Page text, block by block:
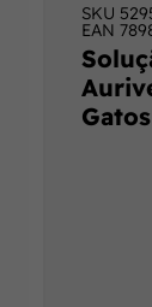
SKU
EAN